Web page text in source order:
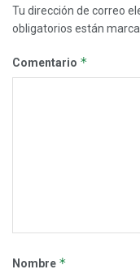
Tu dirección de correo
obligatorios están
Comentario *
Nombre *